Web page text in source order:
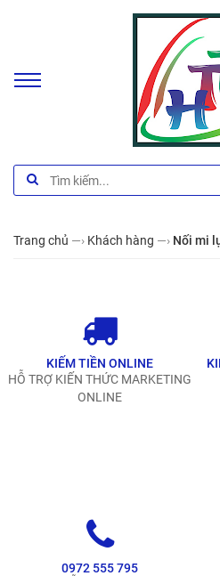
Trang chủ —› Khách hàng —› Nối mi
KIẾM TIỀN ONLINE
HỖ TRỢ KIẾN THỨC MARKETING
ONLINE
0972 555 795